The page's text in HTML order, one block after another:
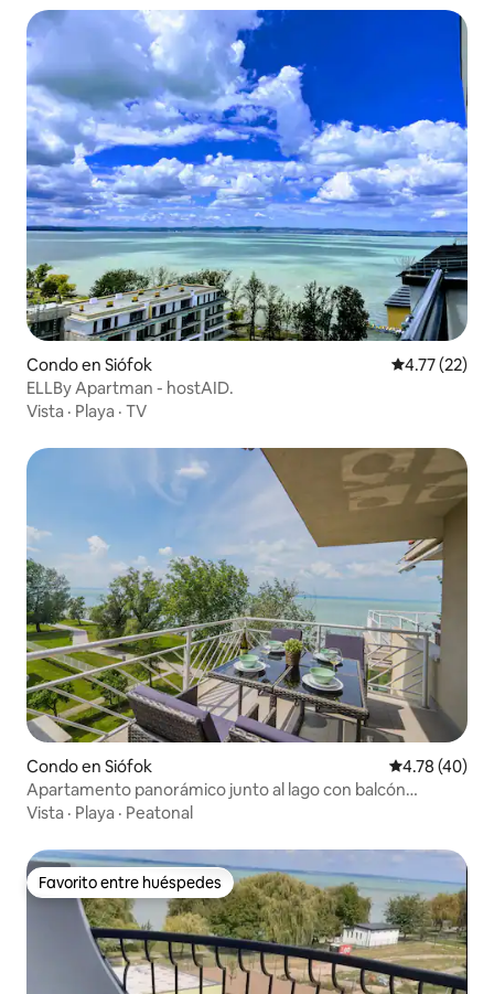
Condo en Siófok Calificación
4.77 (22)
ELLBy Apartman - hostAID.
Vista · Playa · TV
Condo en Siófok Calificación
4.78 (40)
Apartamento panorámico junto al lago con balcón
soleado
Vista · Playa · Peatonal
Favorito entre huéspedes
Favorito entre huéspedes